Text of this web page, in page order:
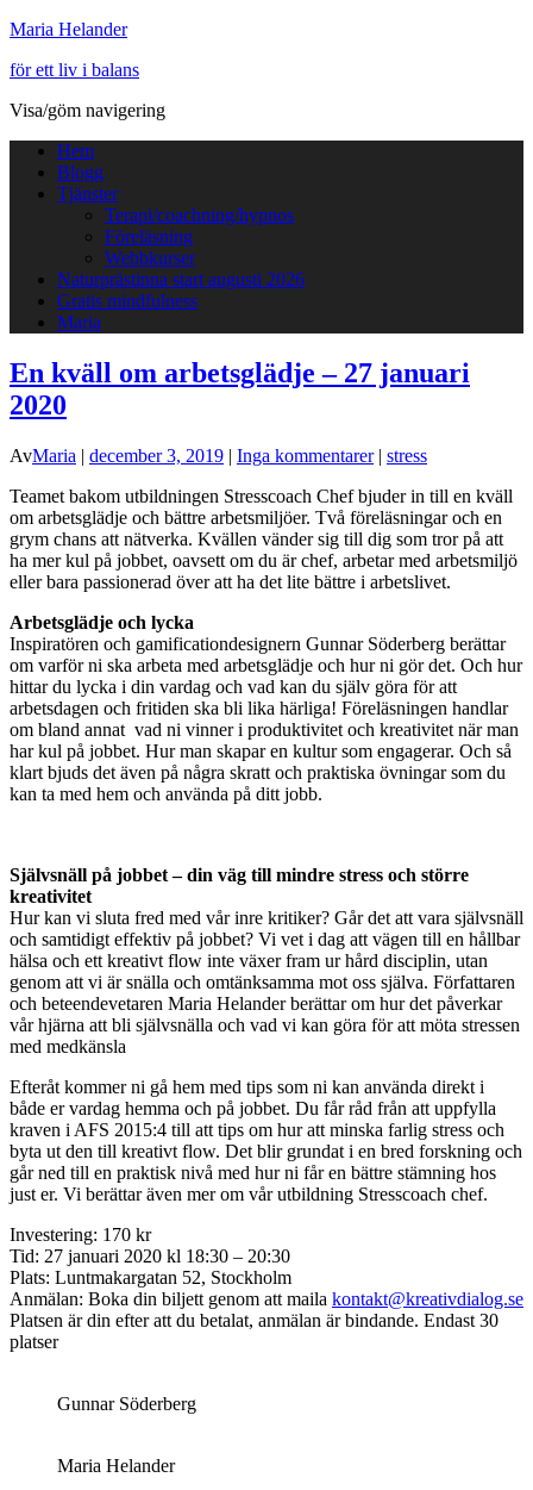
Maria Helander
för ett liv i balans
Visa/göm navigering
Hem
Blogg
Tjänster
Terapi/coachning/hypnos
Föreläsning
Webbkurser
Naturprästinna start augusti 2026
Gratis mindfulness
Maria
En kväll om arbetsglädje – 27 januari
2020
AvMaria | december 3, 2019 | Inga kommentarer| stress
Teamet bakom utbildningen Stresscoach Chef bjuder in till en kväll
om arbetsglädje och bättre arbetsmiljöer. Två föreläsningar och en
grym chans att nätverka. Kvällen vänder sig till dig som tror på att
ha mer kul på jobbet, oavsett om du är chef, arbetar med arbetsmiljö
eller bara passionerad över att ha det lite bättre i arbetslivet.
Arbetsglädje och lycka
Inspiratören och gamificationdesignern Gunnar Söderberg berättar
om varför ni ska arbeta med arbetsglädje och hur ni gör det. Och hur
hittar du lycka i din vardag och vad kan du själv göra för att
arbetsdagen och fritiden ska bli lika härliga! Föreläsningen handlar
om bland annat vad ni vinner i produktivitet och kreativitet när man
har kul på jobbet. Hur man skapar en kultur som engagerar. Och så
klart bjuds det även på några skratt och praktiska övningar som du
kan ta med hem och använda på ditt jobb.
Självsnäll på jobbet – din väg till mindre stress och större
kreativitet
Hur kan vi sluta fred med vår inre kritiker? Går det att vara självsnäll
och samtidigt effektiv på jobbet? Vi vet i dag att vägen till en hållbar
hälsa och ett kreativt flow inte växer fram ur hård disciplin, utan
genom att vi är snälla och omtänksamma mot oss själva. Författaren
och beteendevetaren Maria Helander berättar om hur det påverkar
vår hjärna att bli självsnälla och vad vi kan göra för att möta stressen
med medkänsla
Efteråt kommer ni gå hem med tips som ni kan använda direkt i
både er vardag hemma och på jobbet. Du får råd från att uppfylla
kraven i AFS 2015:4 till att tips om hur att minska farlig stress och
byta ut den till kreativt flow. Det blir grundat i en bred forskning och
går ned till en praktisk nivå med hur ni får en bättre stämning hos
just er. Vi berättar även mer om vår utbildning Stresscoach chef.
Investering: 170 kr
Tid: 27 januari 2020 kl 18:30 – 20:30
Plats: Luntmakargatan 52, Stockholm
Anmälan: Boka din biljett genom att maila kontakt@kreativdialog.se
Platsen är din efter att du betalat, anmälan är bindande. Endast 30
platser
Gunnar Söderberg
Maria Helander